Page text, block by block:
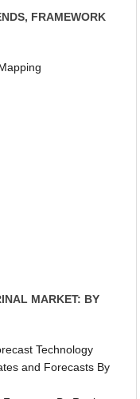
FRAMEWORK
MARKET: BY
Technology
and Forecasts By